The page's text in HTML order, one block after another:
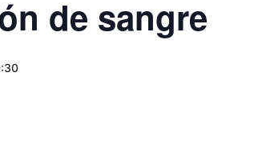
de sangre